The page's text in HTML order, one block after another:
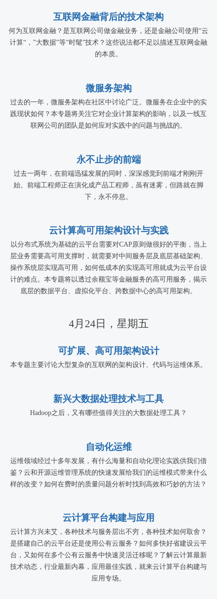
互联网金融背后的技术架构
何为互联网金融？是互联网公司做金融业务，还是金融公司使用“云
计算“，”大数据”等“时髦”技术？这些说法都不足以描述互联网金融
的本质。
微服务架构
过去的一年，微服务架构在社区中讨论广泛。微服务在企业中的实
践现状如何？本专题将关注它对企业计算架构的影响，以及一线互
联网公司的团队是如何应对实践中的问题与挑战的。
永不止步的前端
过去一两年，在前端迅猛发展的同时，深深感觉到前端才刚刚开
始。前端工程师正在演化成产品工程师，虽有迷雾，但路就在脚
下，永不停息。
云计算高可用架构设计与实践
以分布式系统为基础的云平台需要对CAP原则做很好的平衡，当上
层业务需要高可用支撑时，就需要对中间服务层及底层基础架构、
操作系统层实现高可用，如何低成本的实现高可用就成为云平台设
计的难点。本专题将以透过余额宝等金融服务的高可用服务，揭示
底层的数据平台、虚拟化平台、跨数据中心的高可用架构。
4月24日，星期五
可扩展、高可用架构设计
本专题主要讨论大型复杂的互联网的架构设计、代码与运维体系。
新兴大数据处理技术与工具
Hadoop之后，又有哪些值得关注的大数据处理工具？
自动化运维
运维领域经过十多年发展，有什么海量和自动化理论实践供我们借
鉴？云和开源运维管理系统的快速发展给我们的运维模式带来什么
样的改变？如何在费时的质量问题分析时找到高效和巧妙的方法？
云计算平台构建与应用
云计算方兴未艾，各种技术与服务层出不穷，各种技术如何取舍？
是搭建自己的云平台还是使用公有云服务？如何多快好省建设云平
台，又如何在多个公有云服务中快速灵活迁移呢？了解云计算最新
技术动态，行业最新内幕，应用最佳实践，就来云计算平台构建与
应用专场。